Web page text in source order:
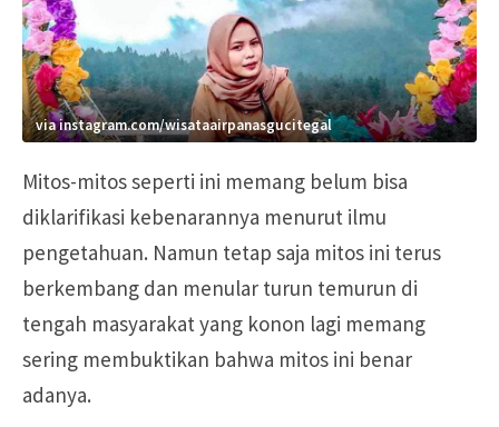
via instagram.com/wisataairpanasgucitegal
Mitos-mitos seperti ini memang belum bisa
diklarifikasi kebenarannya menurut ilmu
pengetahuan. Namun tetap saja mitos ini terus
berkembang dan menular turun temurun di
tengah masyarakat yang konon lagi memang
sering membuktikan bahwa mitos ini benar
adanya.